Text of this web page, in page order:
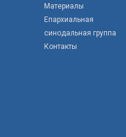
Материалы
Епархиальная
синодальная группа
Контакты